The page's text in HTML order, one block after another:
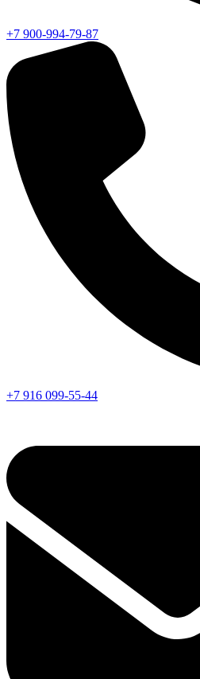
+7 900-994-79-87
+7 916 099-55-44